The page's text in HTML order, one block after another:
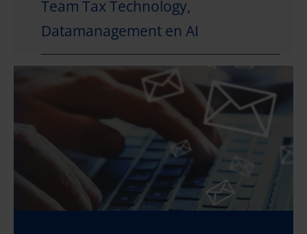
Team Tax Technology,
Datamanagement en AI